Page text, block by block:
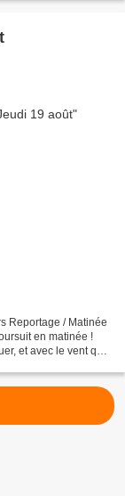
Reportage / Matinée
en matinée !
et avec le vent qui